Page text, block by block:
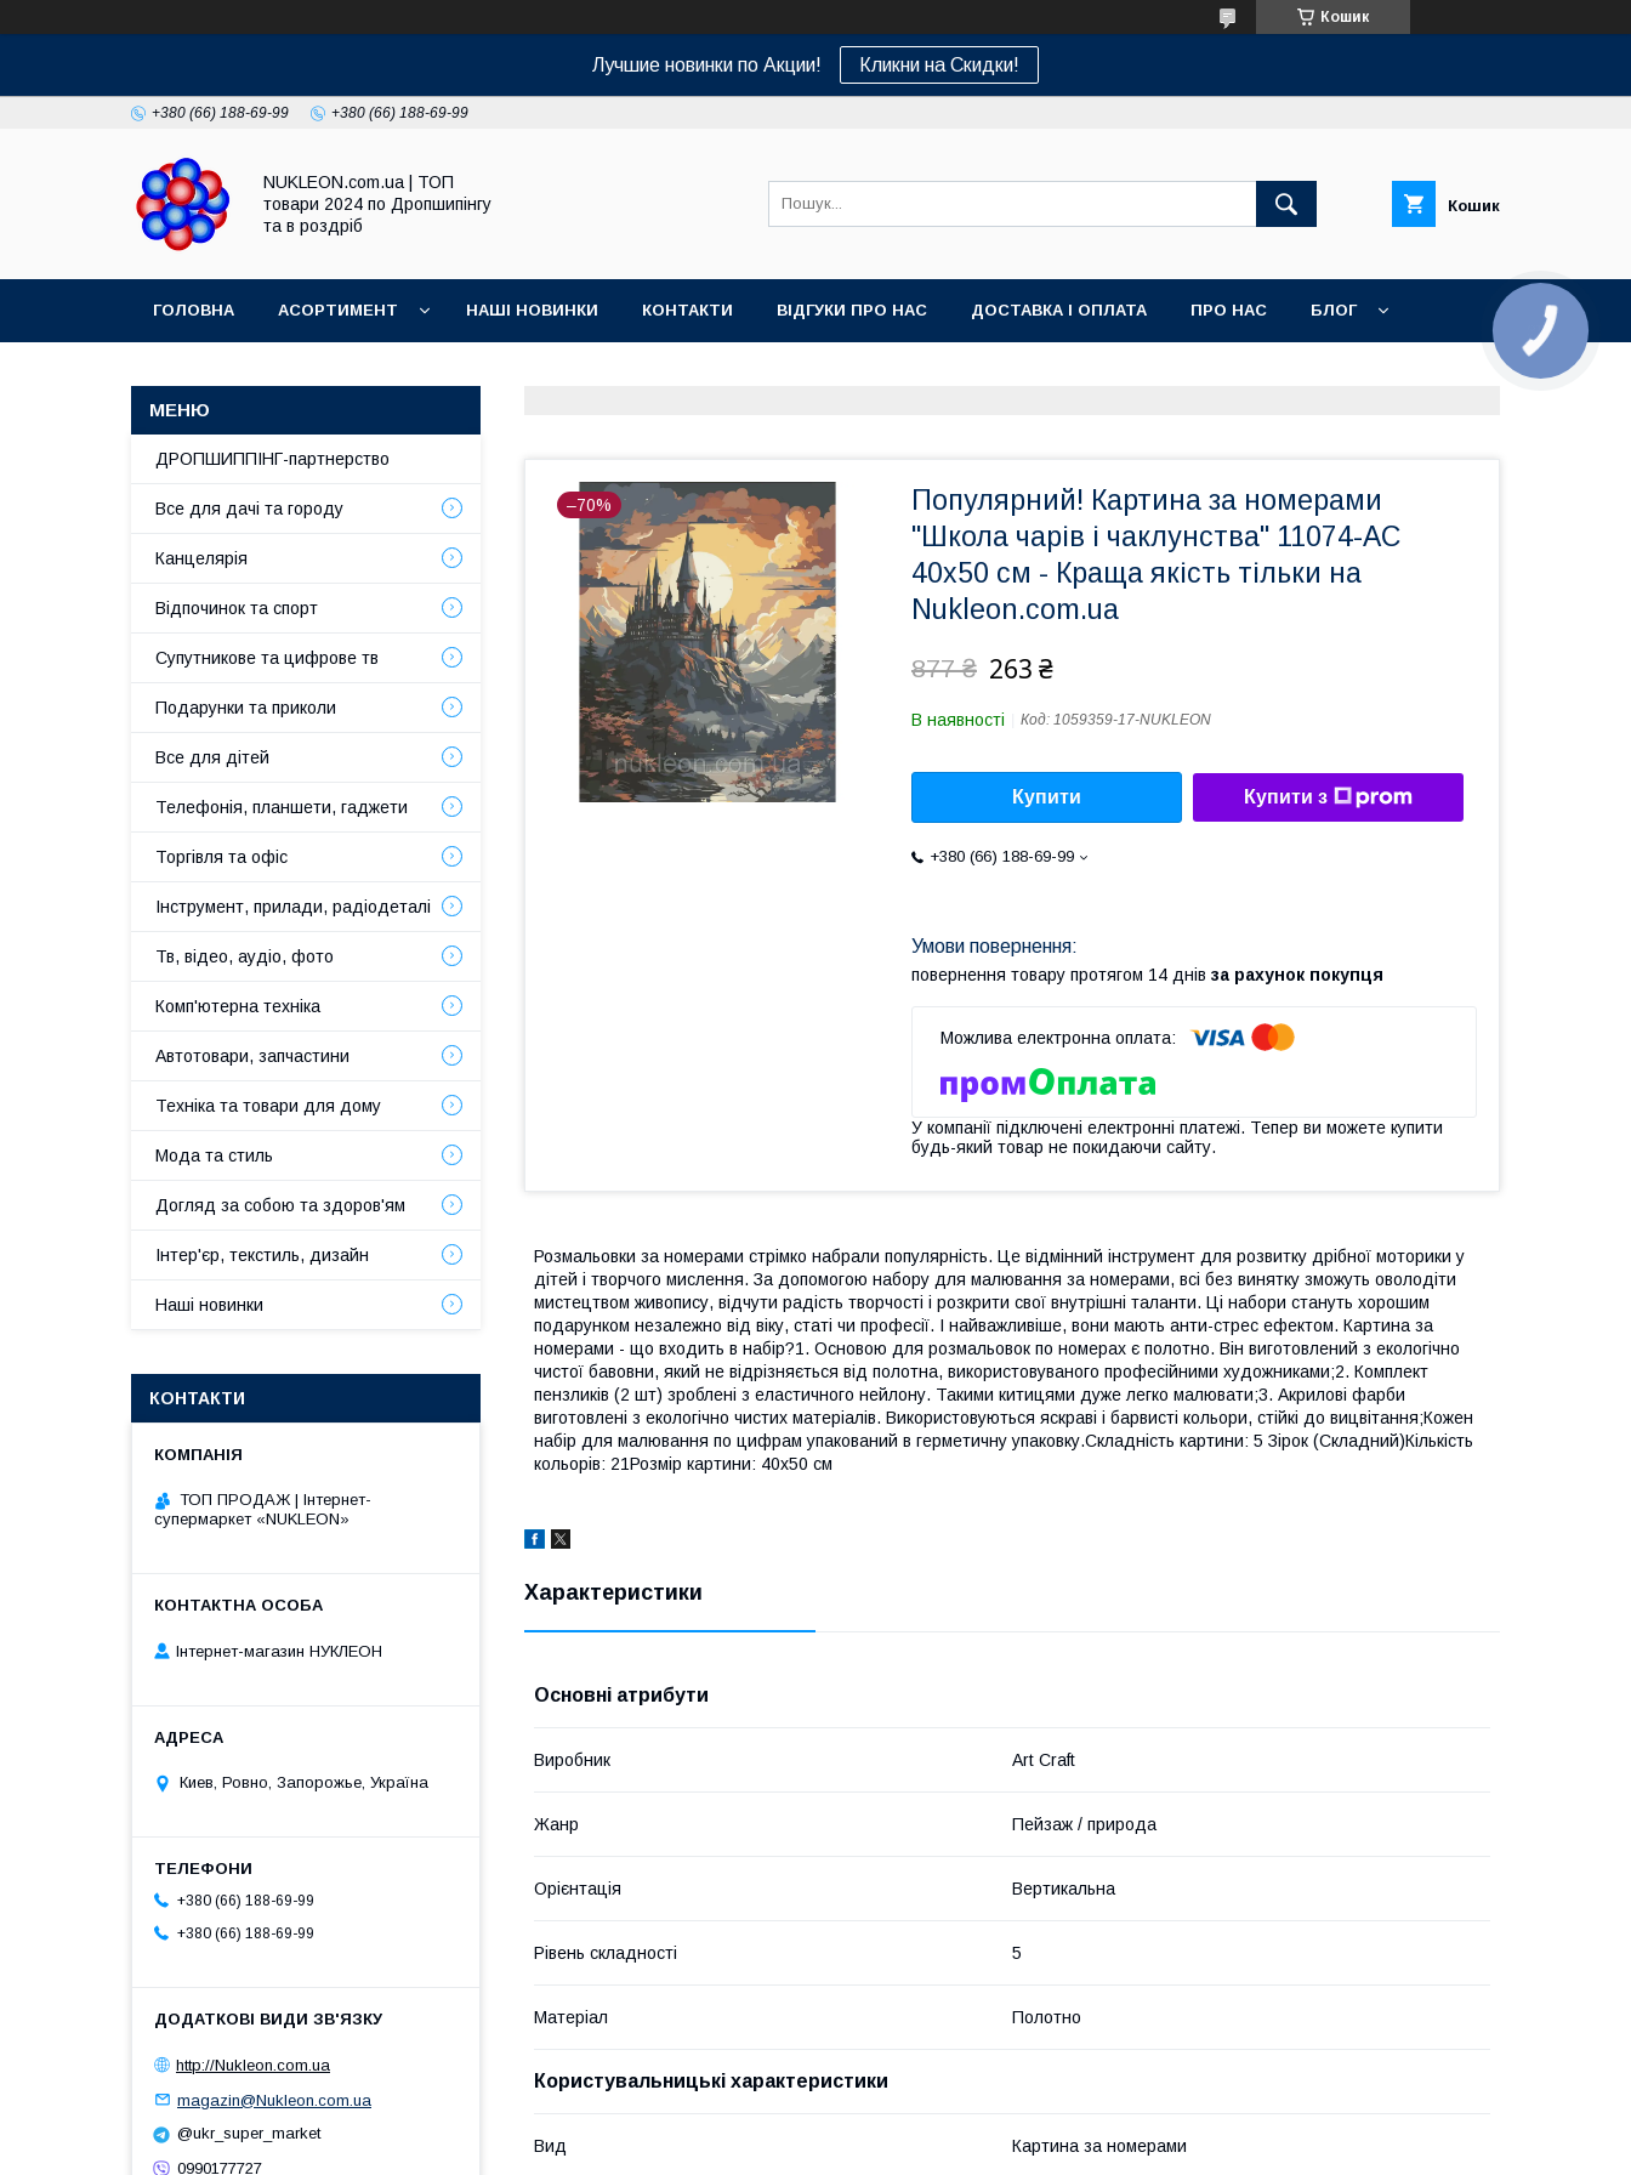
Кошик
Лучшие новинки по Акции! Кликни на Скидки!
+380 (66) 188-69-99 +380 (66) 188-69-99
NUKLEON.com.ua | ТОП
товари 2024 по Дропшипінгу
та в роздріб
Кошик
ГОЛОВНА АСОРТИМЕНТ НАШІ НОВИНКИ КОНТАКТИ ВІДГУКИ ПРО НАС ДОСТАВКА І ОПЛАТА ПРО НАС БЛОГ
–70%
Популярний! Картина за номерами
"Школа чарів і чаклунства" 11074-AC
40х50 см - Краща якість тільки на
Nukleon.com.ua
877 ₴ 263 ₴
В наявності Код: 1059359-17-NUKLEON
Купити Купити з
+380 (66) 188-69-99
повернення товару протягом 14 днів за рахунок покупця
У компанії підключені електронні платежі. Тепер ви можете купити
будь-який товар не покидаючи сайту.
Розмальовки за номерами стрімко набрали популярність. Це відмінний інструмент для розвитку дрібної моторики у
дітей і творчого мислення. За допомогою набору для малювання за номерами, всі без винятку зможуть оволодіти
мистецтвом живопису, відчути радість творчості і розкрити свої внутрішні таланти. Ці набори стануть хорошим
подарунком незалежно від віку, статі чи професії. І найважливіше, вони мають анти-стрес ефектом. Картина за
номерами - що входить в набір?1. Основою для розмальовок по номерах є полотно. Він виготовлений з екологічно
чистої бавовни, який не відрізняється від полотна, використовуваного професійними художниками;2. Комплект
пензликів (2 шт) зроблені з еластичного нейлону. Такими китицями дуже легко малювати;3. Акрилові фарби
виготовлені з екологічно чистих матеріалів. Використовуються яскраві і барвисті кольори, стійкі до вицвітання;Кожен
набір для малювання по цифрам упакований в герметичну упаковку.Складність картини: 5 Зірок (Складний)Кількість
кольорів: 21Розмір картини: 40х50 см
Характеристики
Основні атрибути
Виробник Art Craft
Жанр Пейзаж / природа
Орієнтація Вертикальна
Рівень складності 5
Матеріал Полотно
Користувальницькі характеристики
Вид Картина за номерами
ДРОПШИППІНГ-партнерство
Все для дачі та городу
Канцелярія
Відпочинок та спорт
Супутникове та цифрове тв
Подарунки та приколи
Все для дітей
Телефонія, планшети, гаджети
Торгівля та офіс
Інструмент, прилади, радіодеталі
Тв, відео, аудіо, фото
Комп'ютерна техніка
Автотовари, запчастини
Техніка та товари для дому
Мода та стиль
Догляд за собою та здоров'ям
Інтер'єр, текстиль, дизайн
Наші новинки
КОНТАКТИ
ТОП ПРОДАЖ | Інтернет-
супермаркет «NUKLEON»
Інтернет-магазин НУКЛЕОН
Киев, Ровно, Запорожье, Україна
+380 (66) 188-69-99
+380 (66) 188-69-99
http://Nukleon.com.ua
magazin@Nukleon.com.ua
@ukr_super_market
0990177727